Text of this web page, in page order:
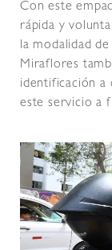
Con este
rápida y
la modalidad
Miraflores
identificación a
este servicio a